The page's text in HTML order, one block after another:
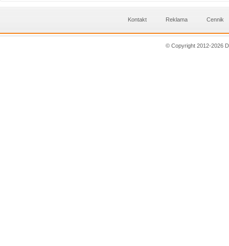
Kontakt Reklama Cennik
© Copyright 2012-2026